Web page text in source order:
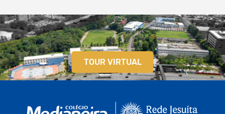
TOUR VIRTUAL